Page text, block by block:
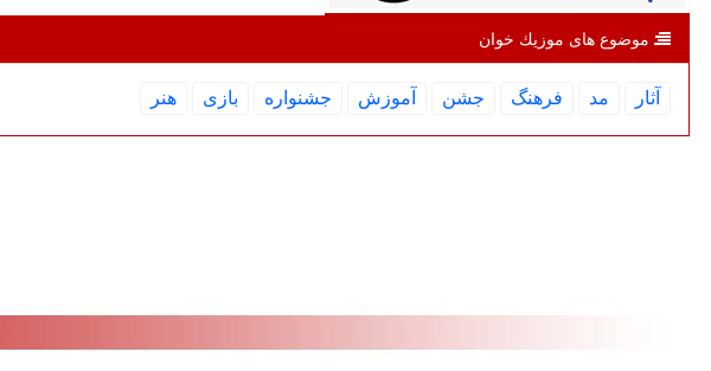
موضوع های موزیك خوان
آثار مد فرهنگ جشن آموزش جشنواره بازی هنر